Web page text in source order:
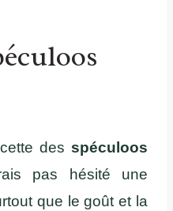
des spéculoos
pas hésité une
que le goût et la